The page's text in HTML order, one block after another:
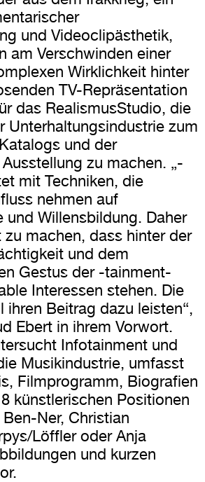
und Videoclipästhetik,
am Verschwinden einer
Wirklichkeit hinter
TV-Repräsentation
das RealismusStudio, die
Unterhaltungsindustrie zum
und der
zu machen. „-
mit Techniken, die
nehmen auf
und Willensbildung. Daher
machen, dass hinter der
und dem
Gestus der -tainment-
Interessen stehen. Die
ihren Beitrag dazu leisten“,
Ebert in ihrem Vorwort.
Infotainment und
Musikindustrie, umfasst
Filmprogramm, Biografien
künstlerischen Positionen
Ner, Christian
Löffler oder Anja
und kurzen